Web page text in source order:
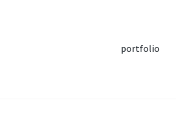
portfolio